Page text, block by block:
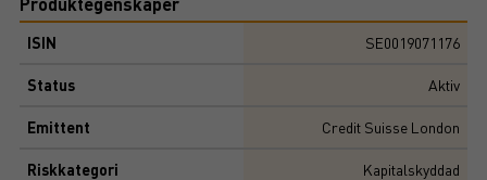
ISIN SE0019071176
Status Aktiv
Emittent Credit Suisse London
Riskkategori Kapitalskyddad